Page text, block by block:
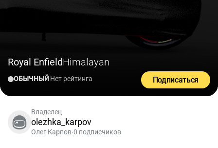
Royal EnfieldHimalayan
ОБЫЧНЫЙНет рейтинга Подписаться
Владелец
olezhka_karpov
Олег Карпов•0 подписчиков